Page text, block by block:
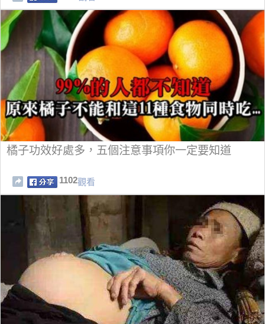
橘子功效好處多，五個注意事項你一定要知道
1102觀看